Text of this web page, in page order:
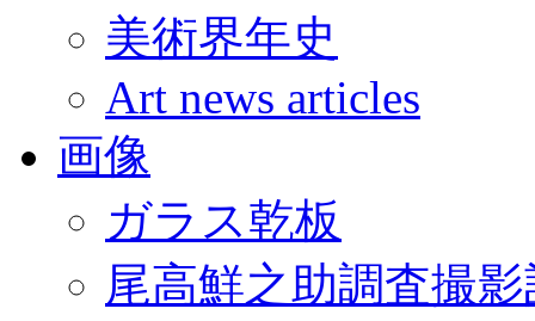
美術界年史
Art news articles
画像
ガラス乾板
尾高鮮之助調査撮